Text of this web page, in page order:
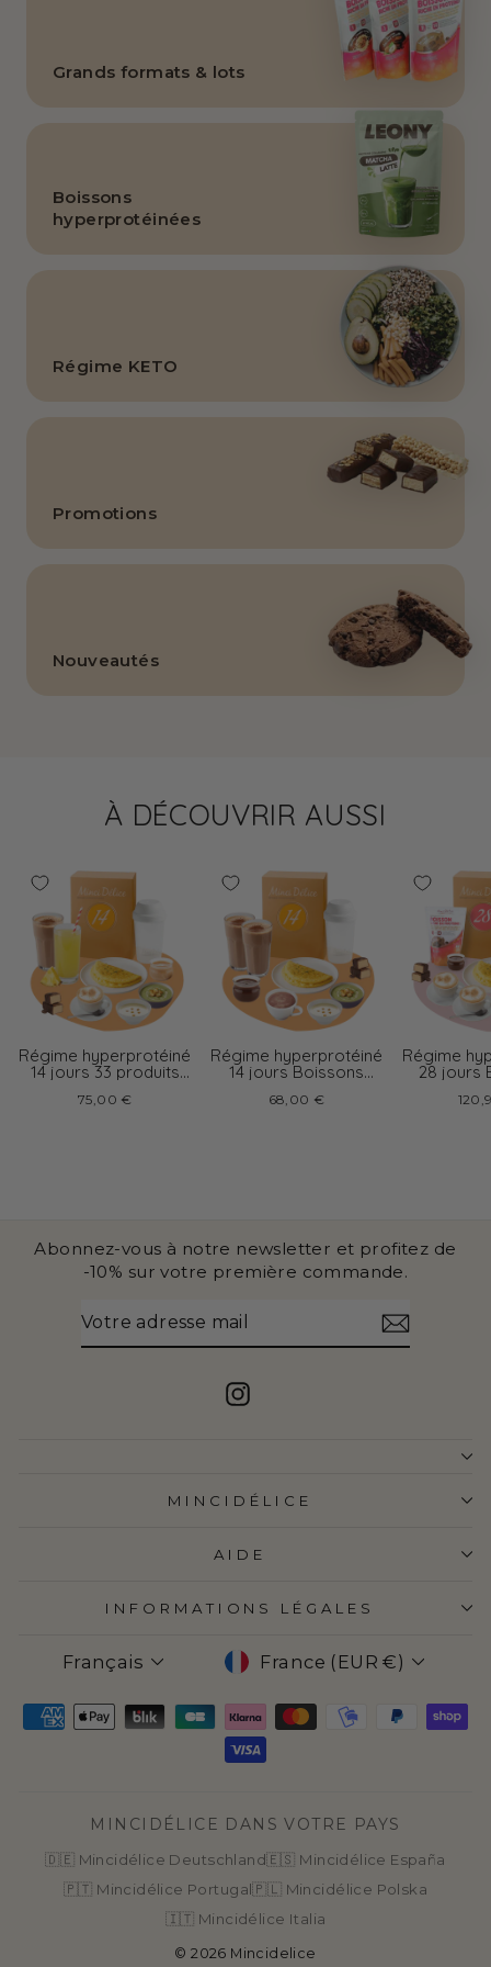
Grands formats & lots
Boissons
hyperprotéinées
Régime KETO
Promotions
Nouveautés
À DÉCOUVRIR AUSSI
Régime hyperprotéiné
14 jours 33 produits
75,00 €
Régime hyperprotéiné
14 jours Boissons
68,00 €
Régime
28 jours
Abonnez-vous à notre newsletter et profitez de
-10% sur votre première commande.
ADRESSE
Instagram
MINCIDÉLICE
AIDE
INFORMATIONS LÉGALES
LANGUE
Français DEVISE
France (EUR €)
MINCIDÉLICE DANS VOTRE PAYS
🇩🇪 Mincidélice Deutschland🇪🇸 Mincidélice España
🇵🇹 Mincidélice Portugal🇵🇱 Mincidélice Polska
🇮🇹 Mincidélice Italia
© 2026 Mincidelice